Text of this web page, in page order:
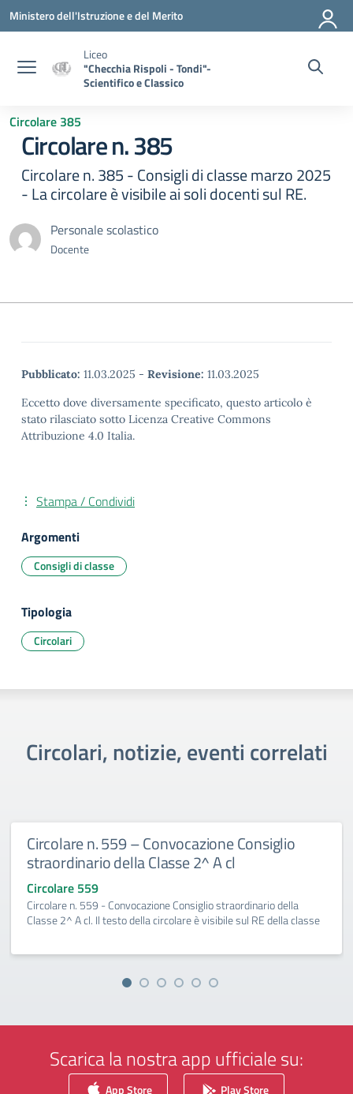
Vai ai contenuti
Vai al menu di navigazione
Vai al footer
Ministero dell'Istruzione e del Merito
Liceo
"Checchia Rispoli - Tondi"-
Scientifico e Classico
Circolare 385
Circolare n. 385
Circolare n. 385 - Consigli di classe marzo 2025
- La circolare è visibile ai soli docenti sul RE.
Personale scolastico
Docente
Pubblicato: 11.03.2025 - Revisione: 11.03.2025
Eccetto dove diversamente specificato, questo articolo è
stato rilasciato sotto Licenza Creative Commons
Attribuzione 4.0 Italia.
Stampa / Condividi
Argomenti
Consigli di classe
Tipologia
Circolari
Circolari, notizie, eventi correlati
Circolare n. 559 – Convocazione Consiglio
straordinario della Classe 2^ A cl
Circolare 559
Circolare n. 559 - Convocazione Consiglio straordinario della
Classe 2^ A cl. Il testo della circolare è visibile sul RE della classe
Scarica la nostra app ufficiale su:
App Store Play Store